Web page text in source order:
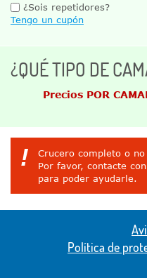
¿Sois repetidores?
Tengo un cupón
¿QUÉ TIPO DE
Precios POR
!
Crucero completo o
Por favor, contacte
para poder ayudarle.
Política de